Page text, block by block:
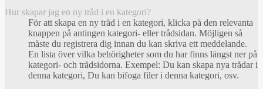
Hur skapar jag en ny tråd i en kategori?
För att skapa en ny tråd i en kategori, klicka på den relevanta
knappen på antingen kategori- eller trådsidan. Möjligen så
måste du registrera dig innan du kan skriva ett meddelande.
En lista över vilka behörigheter som du har finns längst ner på
kategori- och trådsidorna. Exempel: Du kan skapa nya trådar i
denna kategori, Du kan bifoga filer i denna kategori, osv.